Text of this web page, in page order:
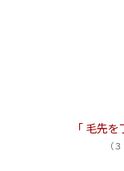
「 毛先
（